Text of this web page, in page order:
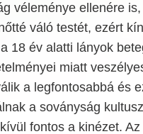
véleménye ellenére
váló testét, ezért
18 év alatti lányok
miatt
a legfontosabbá és
a soványság
fontos a kinézet.